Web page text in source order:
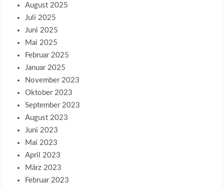
August 2025
Juli 2025
Juni 2025
Mai 2025
Februar 2025
Januar 2025
November 2023
Oktober 2023
September 2023
August 2023
Juni 2023
Mai 2023
April 2023
März 2023
Februar 2023